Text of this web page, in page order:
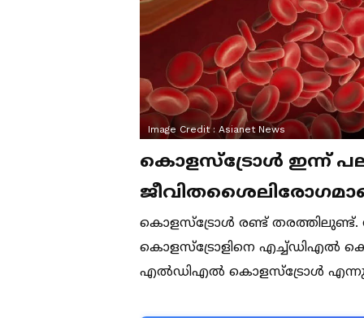
Image Credit : Asianet News
കൊളസ്ട്രോൾ ഇന്ന്
കൊളസ്ട്രോൾ രണ്ട് തരത്തിലുണ്ട്.
കൊളസ്ട്രോളിനെ എച്ച്ഡിഎൽ
എൽഡിഎൽ കൊളസ്ട്രോൾ